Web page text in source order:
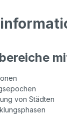
von Städten